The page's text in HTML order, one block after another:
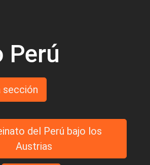
Perú
sección
del Perú bajo los
Austrias